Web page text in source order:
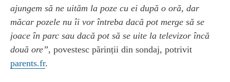
ajungem să ne uităm la poze cu ei după o oră, dar
măcar pozele nu îi vor întreba dacă pot merge să se
joace în parc sau dacă pot să se uite la televizor încă
două ore”, povestesc părinții din sondaj, potrivit
parents.fr.